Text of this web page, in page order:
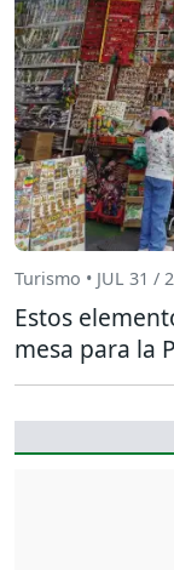
Turismo • JUL 31 /
Estos
mesa para la